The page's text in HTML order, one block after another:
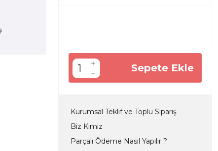
Sepete Ekle
Kurumsal Teklif ve Toplu Sipariş
Biz Kimiz
Parçalı Ödeme Nasıl Yapılır ?